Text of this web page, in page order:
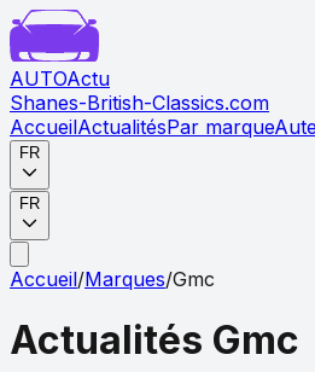
AUTOActu
Shanes-British-Classics.com
AccueilActualitésPar marque
FR
FR
Accueil/Marques/Gmc
Actualités Gmc